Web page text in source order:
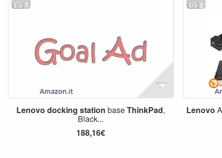
7
Lenovo docking station baseThinkPad,
Black...
188,16€
2
Lenovo